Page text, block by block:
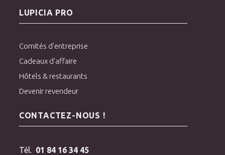
LUPICIA PRO
Comités d'entreprise
Cadeaux d'affaire
Hôtels & restaurants
Devenir revendeur
CONTACTEZ-NOUS !
Tél. 01 84 16 34 45